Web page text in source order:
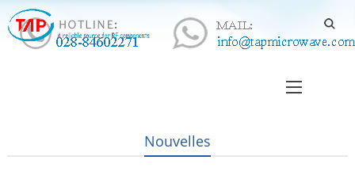
Nouvelles